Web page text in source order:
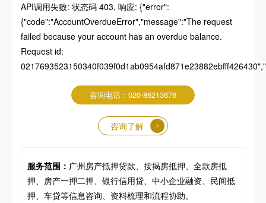
API调用失败: 状态码 403, 响应: {"error":
{"code":"AccountOverdueError","message":"The request
failed because your account has an overdue balance.
Request id:
咨询电话：020-86213676
咨询了解
服务范围： 广州房产抵押贷款、按揭房抵押、全款房抵
押、房产一押二押、银行信用贷、中小企业融资、民间抵
押、车贷等信息咨询、资料梳理和流程协助。